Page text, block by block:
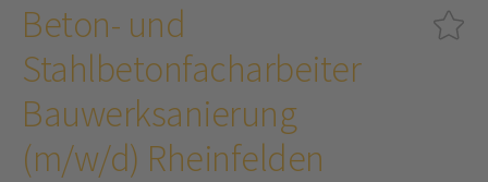
Beton- und
Stahlbetonfacharbeiter
Bauwerksanierung
(m/w/d) Rheinfelden